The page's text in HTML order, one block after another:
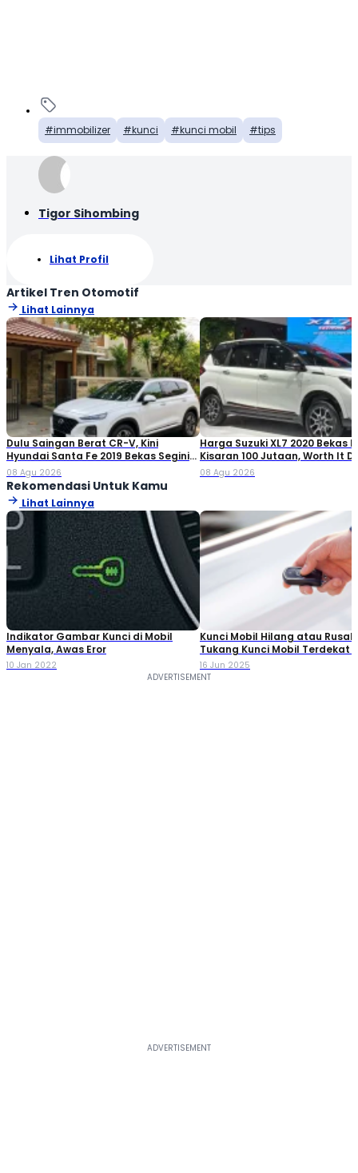
immobilizer kunci kunci mobil tips
Tigor Sihombing
Lihat Profil
Artikel Tren Otomotif
Lihat Lainnya
Dulu Saingan Berat CR-V, Kini
Hyundai Santa Fe 2019 Bekas Segini
Harganya
08 Agu 2026
Harga Suzuki XL7 2020 Bekas
Kisaran 100 Jutaan, Worth It
08 Agu 2026
Rekomendasi Untuk Kamu
Lihat Lainnya
Indikator Gambar Kunci di Mobil
Menyala, Awas Eror
10 Jan 2022
Kunci Mobil Hilang atau
Tukang Kunci Mobil Terdekat
Jakarta
16 Jun 2025